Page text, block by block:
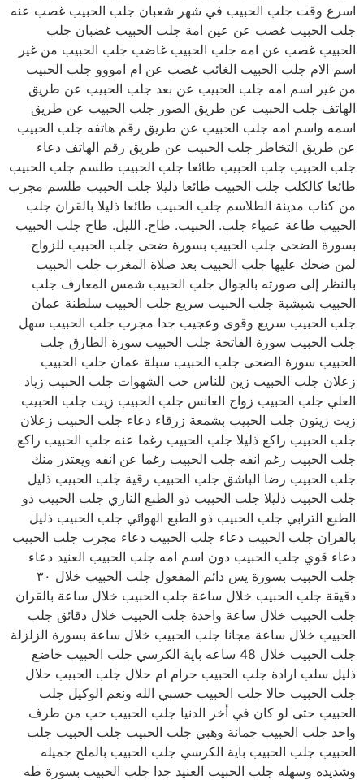
اسرع وقت جلب الحبيب في شهر شعبان جلب الحبيب غصب عنه
جلب الحبيب غصب عن عين امة جلب الحبيب غضبان جلب
الحبيب غصب عن امه جلب الحبيب غاضب جلب الحبيب من غير
اسم الام جلب الحبيب الغائب غصب عن ام امووو جلب الحبيب
من غير اسم امه جلب الحبيب عن بعد جلب الحبيب عن طريق
الهاتف جلب الحبيب عن طريق الصور جلب الحبيب عن طريق
اسمه واسم امه جلب الحبيب عن طريق رقم هاتفه جلب الحبيب
عن طريق التخاطر جلب الحبيب عن طريق رقم الهاتف دعاء
جلب الحبيب جلب الحبيب طائعا جلب الحبيب طلسم جلب الحبيب
طائعا كالكلب جلب الحبيب طائعا ذليلا جلب الحبيب طلسم مجرب
من كتاب مدينة الطلاسم جلب الحبيب طائعا ذليلا بالقران جلب
الحبيب طاعة عمياء جلب. الحبيب. طاح. الليل. طاح جلب الحبيب
بسورة الضحى جلب الحبيب بسورة ضحى جلب الحبيب للزواج
لمن ضحك عليها جلب الحبيب بعد صلاة المغرب جلب الحبيب
بالنظر إلى صورته بالجوال جلب الحبيب شمس المعارف جلب
الحبيب شبشبة جلب الحبيب سريع جلب الحبيب سلطنة عمان
جلب الحبيب سريع وقوى وعجيب جدا مجرب جلب الحبيب سهل
جلب الحبيب سورة الفاتحة جلب الحبيب سورة الطارق جلب
الحبيب سورة الضحى جلب الحبيب سبلة عمان جلب الحبيب
زعلان جلب الحبيب زين للناس حب الشهوات جلب الحبيب زياد
العلي جلب الحبيب زواج العانس جلب الحبيب زيت جلب الحبيب
زيت زيتون جلب الحبيب بشمعة زرقاء دعاء جلب الحبيب زعلان
جلب الحبيب راكع ذليلا جلب الحبيب رغما عنه جلب الحبيب راكع
جلب الحبيب رغم انفه جلب الحبيب رغما عن انفه ويعتذر منك
جلب الحبيب رضا الباشق جلب الحبيب رقية جلب الحبيب ذليل
جلب الحبيب ذليلا جلب الحبيب ذو الطبع الناري جلب الحبيب ذو
الطبع الترابي جلب الحبيب ذو الطبع الهوائي جلب الحبيب ذليل
بالقران جلب الحبيب دعاء جلب الحبيب دعاء مجرب جلب الحبيب
دعاء قوي جلب الحبيب دون اسم امه جلب الحبيب العنيد دعاء
جلب الحبيب بسورة يس دائم المفعول جلب الحبيب خلال ٣٠
دقيقة جلب الحبيب خلال ساعة جلب الحبيب خلال ساعة بالقران
جلب الحبيب خلال ساعة واحدة جلب الحبيب خلال دقائق جلب
الحبيب خلال ساعة مجانا جلب الحبيب خلال ساعة بسورة الزلزلة
جلب الحبيب خلال 48 ساعه باية الكرسي جلب الحبيب خاضع
ذليل سلب ارادة جلب الحبيب حرام ام حلال جلب الحبيب حلال
جلب الحبيب حالا جلب الحبيب حسبي الله ونعم الوكيل جلب
الحبيب حتى لو كان في أخر الدنيا جلب الحبيب حب من طرف
واحد جلب الحبيب جمانة وهبي جلب الحبيب جلب الحبيب جلب
الحبيب جلب الحبيب باية الكرسي جلب الحبيب بالملح جميله
وشديده وسهله جلب الحبيب العنيد جدا جلب الحبيب بسورة طه